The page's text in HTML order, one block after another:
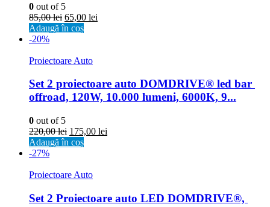
0 out of 5
85,00lei 65,00 lei
Adaugă în coș
-20%
Proiectoare Auto
Set 2 proiectoare auto DOMDRIVE® led bar
offroad, 120W, 10.000 lumeni, 6000K, 9...
0 out of 5
220,00lei 175,00 lei
Adaugă în coș
-27%
Proiectoare Auto
Set 2 Proiectoare auto LED DOMDRIVE®,